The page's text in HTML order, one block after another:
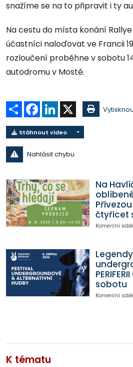
snažíme se na to připravit i ty
Na cestu do místa konání
účastníci naloďovat ve Francii
rozloučení proběhne v sobotu
autodromu v Mostě.
Sdílet Facebook
LinkedIn
Stáhnout video
Nahlásit chybu
Na
čtyřicet
Komerční
sobotu
Komerční
K tématu